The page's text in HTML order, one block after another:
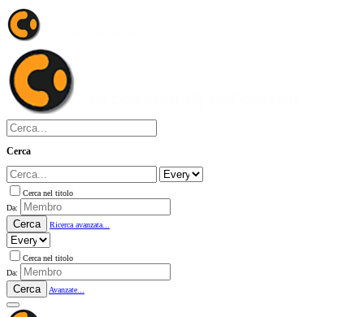
Cerca
Cerca nel titolo
Da:
Cerca Ricerca avanzata...
Cerca nel titolo
Da:
Cerca Avanzate...